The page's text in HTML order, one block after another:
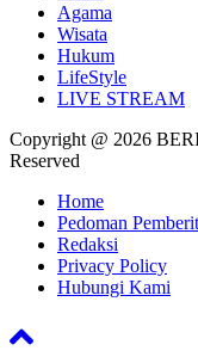
Agama
Wisata
Hukum
LifeStyle
LIVE STREAM
Copyright @ 2026
Reserved
Home
Pedoman
Redaksi
Privacy Policy
Hubungi Kami